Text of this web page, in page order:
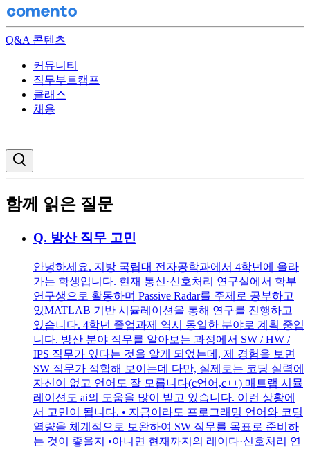
Q&A 콘텐츠
커뮤니티
직무부트캠프
클래스
채용
함께 읽은 질문
Q. 방산 직무 고민
안녕하세요. 지방 국립대 전자공학과에서 4학년에 올라
가는 학생입니다. 현재 통신·신호처리 연구실에서 학부
연구생으로 활동하며 Passive Radar를 주제로 공부하고
있MATLAB 기반 시뮬레이션을 통해 연구를 진행하고
있습니다. 4학년 졸업과제 역시 동일한 분야로 계획 중입
니다. 방산 분야 직무를 알아보는 과정에서 SW / HW /
IPS 직무가 있다는 것을 알게 되었는데, 제 경험을 보면
SW 직무가 적합해 보이는데 다만, 실제로는 코딩 실력에
자신이 없고 언어도 잘 모릅니다(c언어,c++) 매트랩 시뮬
레이션도 ai의 도움을 많이 받고 있습니다. 이런 상황에
서 고민이 됩니다. • 지금이라도 프로그래밍 언어와 코딩
역량을 체계적으로 보완하여 SW 직무를 목표로 준비하
는 것이 좋을지 •아니면 현재까지의 레이다·신호처리 연